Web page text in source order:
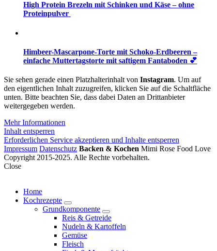
High Protein Brezeln mit Schinken und Käse – ohne
Proteinpulver
Himbeer-Mascarpone-Torte mit Schoko-Erdbeeren –
einfache Muttertagstorte mit saftigem Fantaboden 💕
Sie sehen gerade einen Platzhalterinhalt von Instagram. Um auf
den eigentlichen Inhalt zuzugreifen, klicken Sie auf die Schaltfläche
unten. Bitte beachten Sie, dass dabei Daten an Drittanbieter
weitergegeben werden.
Mehr Informationen
Inhalt entsperren
Erforderlichen Service akzeptieren und Inhalte entsperren
Impressum Datenschutz Backen & Kochen Mimi Rose Food Love
Copyright 2015-2025. Alle Rechte vorbehalten.
Close
Home
Kochrezepte
expand
child
menu
Grundkomponente
expand
child
menu
Reis & Getreide
Nudeln & Kartoffeln
Gemüse
Fleisch